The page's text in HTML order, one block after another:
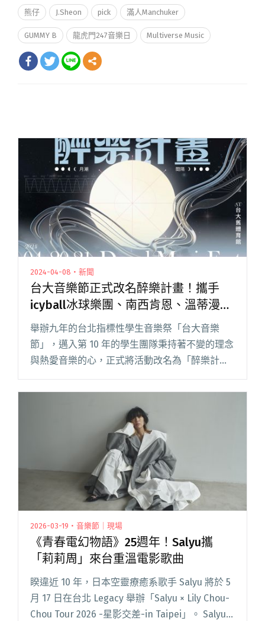
熊仔 J.Sheon pick 滿人Manchuker
GUMMY B 龍虎門247音樂日 Multiverse Music
2024-04-08・新聞
台大音樂節正式改名醉樂計畫！攜手
icyball冰球樂團、南西肯恩、溫蒂漫步
等多組樂團，一同揭開全新面貌
舉辦九年的台北指標性學生音樂祭「台大音樂
節」，邁入第 10 年的學生團隊秉持著不變的理念
與熱愛音樂的心，正式將活動改名為「醉樂計
畫」。結合台大知名座標「醉月湖」，希望參與
活動的樂迷朋友能夠在表演期間感受到「如癡如
醉」般的愉悅情感以及心靈解放閱讀全文 "台大
音樂節正式改名醉樂計畫！攜手icyball冰球樂
團、南西肯恩、溫蒂漫步等多組樂團，一同揭開
2026-03-19・音樂節｜現場
《青春電幻物語》25週年！Salyu攜
「莉莉周」來台重溫電影歌曲
睽違近 10 年，日本空靈療癒系歌手 Salyu 將於 5
月 17 日在台北 Legacy 舉辦「Salyu × Lily Chou-
Chou Tour 2026 -星影交差-in Taipei」。 Salyu